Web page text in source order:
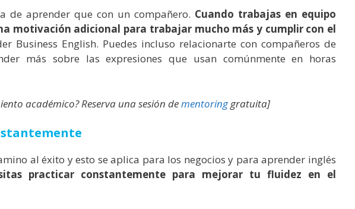
de aprender que con un compañero. Cuando trabajas en equipo
motivación adicional para trabajar mucho más y cumplir con el
Business English. Puedes incluso relacionarte con compañeros de
más sobre las expresiones que usan comúnmente en horas
académico? Reserva una sesión dementoringgratuita]
al éxito y esto se aplica para los negocios y para aprender inglés
practicar constantemente para mejorar tu fluidez en el